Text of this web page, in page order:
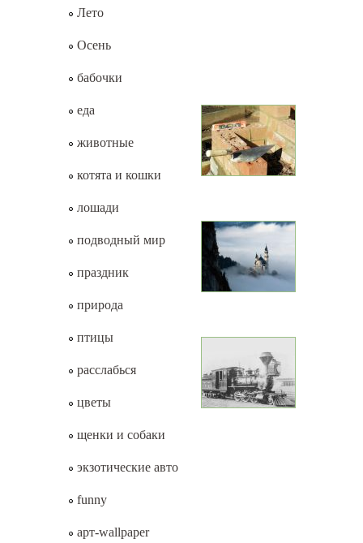
Лето
Осень
бабочки
еда
животные
котята и кошки
лошади
подводный мир
праздник
природа
птицы
расслабься
цветы
щенки и собаки
экзотические авто
funny
арт-wallpaper